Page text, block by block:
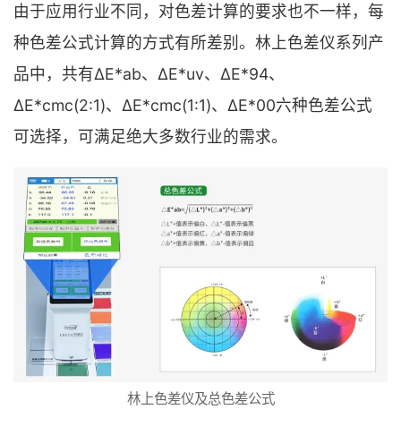
由于应用行业不同，对色差计算的要求也不一样，每
种色差公式计算的方式有所差别。林上色差仪系列产
品中，共有ΔE*ab、ΔE*uv、ΔE*94、
ΔE*cmc(2:1)、ΔE*cmc(1:1)、ΔE*00六种色差公式
可选择，可满足绝大多数行业的需求。
林上色差仪及总色差公式